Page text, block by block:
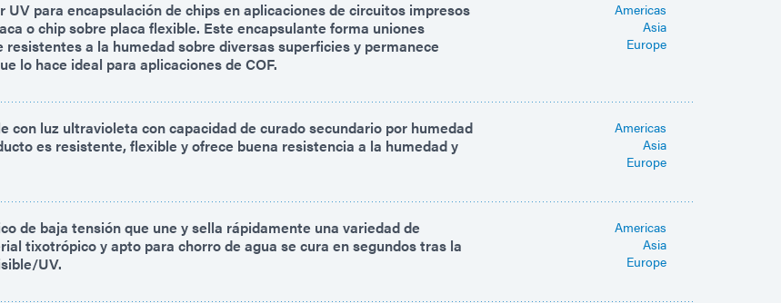
UV para encapsulación de chips en aplicaciones de circuitos impresos
o chip sobre placa flexible. Este encapsulante forma uniones
a la humedad sobre diversas superficies y permanece
lo hace ideal para aplicaciones de COF.
Americas
Asia
Europe
con luz ultravioleta con capacidad de curado secundario por humedad
es resistente, flexible y ofrece buena resistencia a la humedad y
Americas
Asia
Europe
de baja tensión que une y sella rápidamente una variedad de
tixotrópico y apto para chorro de agua se cura en segundos tras la
UV.
Americas
Asia
Europe